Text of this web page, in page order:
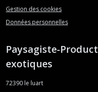
Gestion des cookies
Données personnelles
Paysagiste-
exotiques
72390 le luart